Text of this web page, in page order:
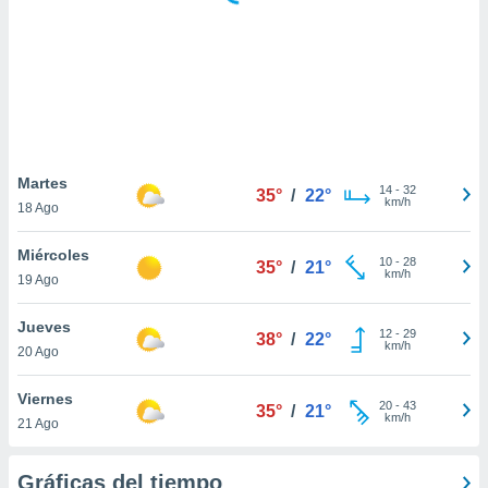
similares
como
sitio
de
traten tus
en
interés
su
Martes
18 Ago
35° / 22° 14- 32
km/h
Miércoles
19 Ago
35° / 21° 10- 28
km/h
Jueves
20 Ago
38° / 22° 12- 29
km/h
Viernes
21 Ago
35° / 21° 20- 43
km/h
Gráficas del tiempo